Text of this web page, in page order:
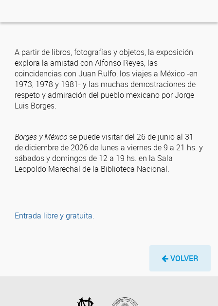
A partir de libros, fotografías y objetos, la exposición
explora la amistad con Alfonso Reyes, las
coincidencias con Juan Rulfo, los viajes a México -en
1973, 1978 y 1981- y las muchas demostraciones de
respeto y admiración del pueblo mexicano por Jorge
Luis Borges.
Borges y México se puede visitar del 26 de junio al 31
de diciembre de 2026 de lunes a viernes de 9 a 21 hs. y
sábados y domingos de 12 a 19 hs. en la Sala
Leopoldo Marechal de la Biblioteca Nacional.
Entrada libre y gratuita.
VOLVER